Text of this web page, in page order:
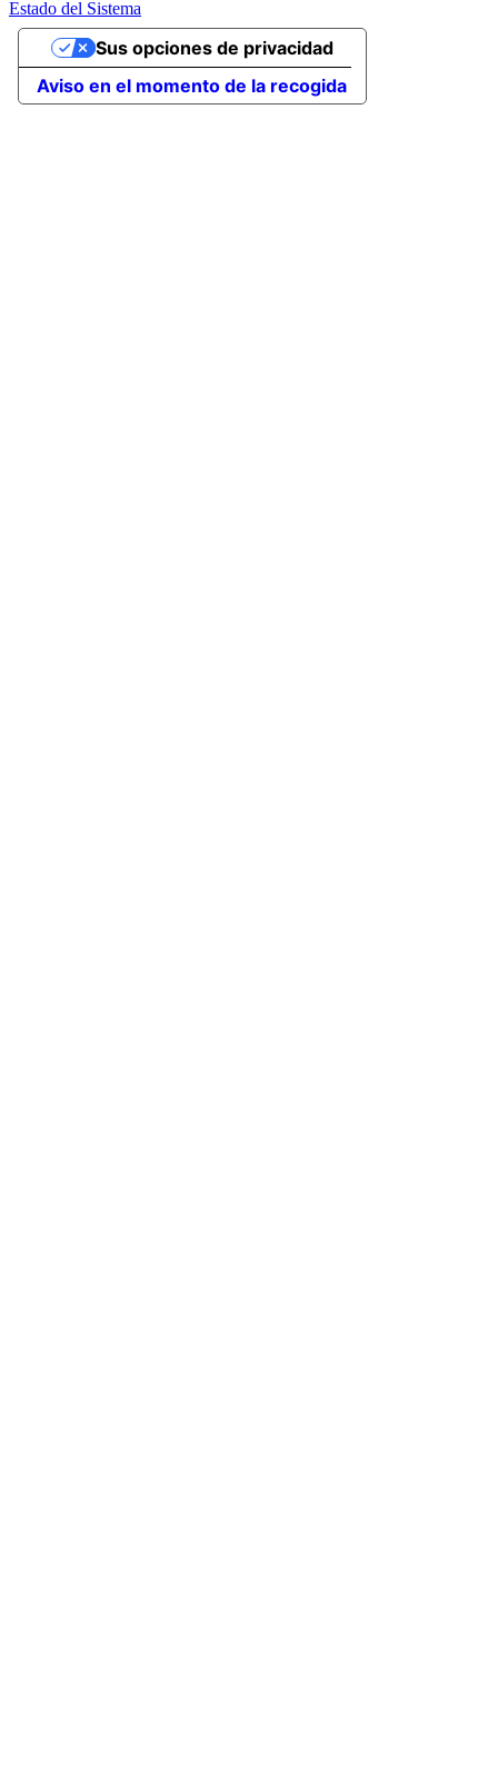
Estado del Sistema
Aviso en el momento de la recogida
Sus opciones de privacidad